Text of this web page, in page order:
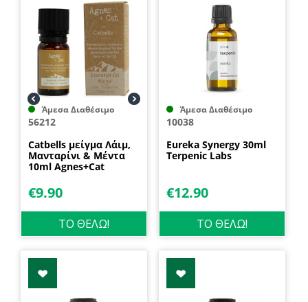
Άμεσα Διαθέσιμο
56212
Catbells μείγμα Λάιμ,
Μανταρίνι & Μέντα
10ml Agnes+Cat
€9.90
ΤΟ ΘΕΛΩ!
Άμεσα Διαθέσιμο
10038
Eureka Synergy 30ml
Terpenic Labs
€12.90
ΤΟ ΘΕΛΩ!